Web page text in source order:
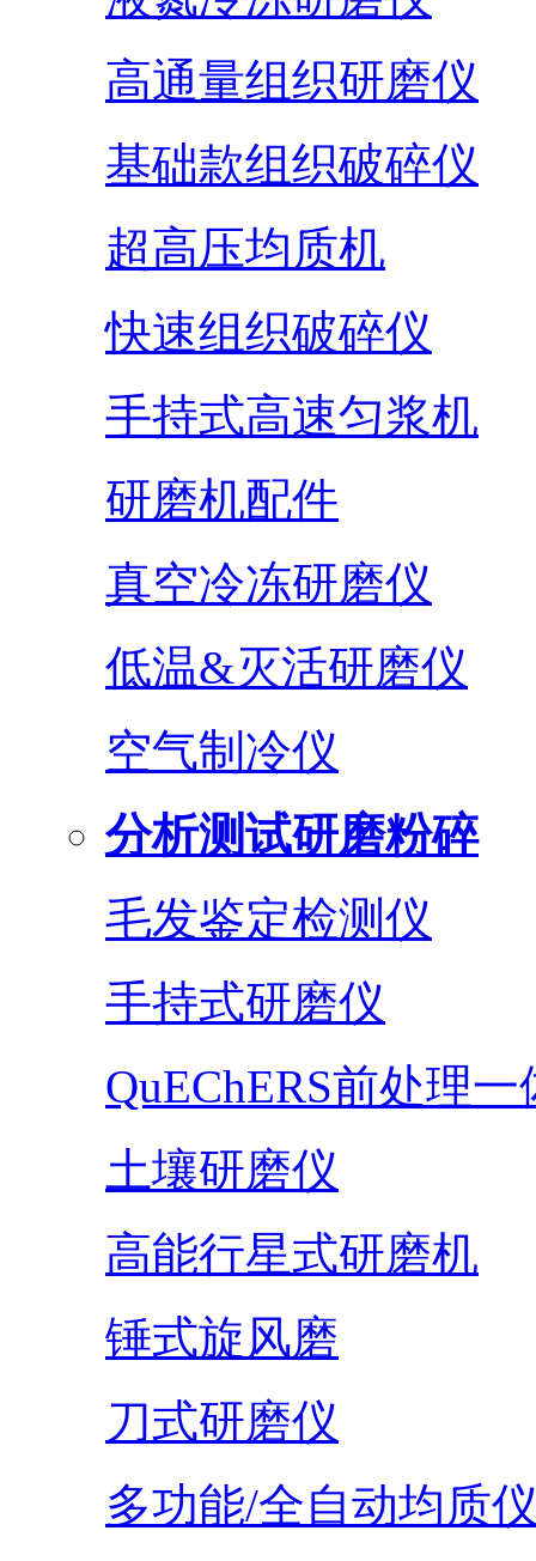
高通量组织研磨仪
基础款组织破碎仪
超高压均质机
快速组织破碎仪
手持式高速匀浆机
研磨机配件
真空冷冻研磨仪
低温&灭活研磨仪
空气制冷仪
分析测试研磨粉碎
毛发鉴定检测仪
手持式研磨仪
QuEChERS前处理一
土壤研磨仪
高能行星式研磨机
锤式旋风磨
刀式研磨仪
多功能/全自动均质